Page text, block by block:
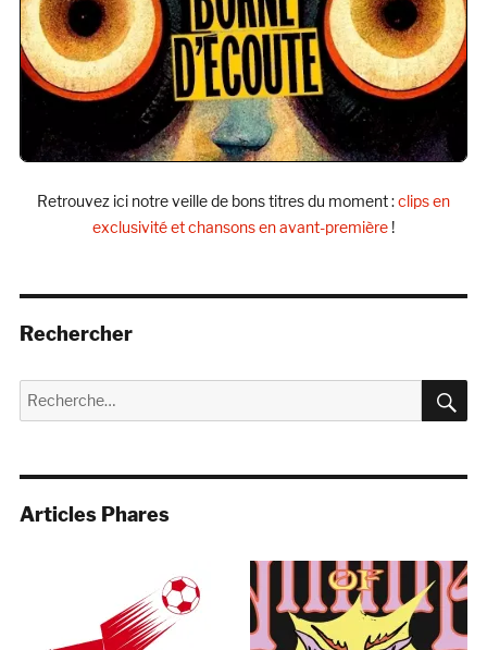
Retrouvez ici notre veille de bons titres du moment :clips en
exclusivité et chansons en avant-première !
Rechercher
Recherche
pour :
Articles Phares